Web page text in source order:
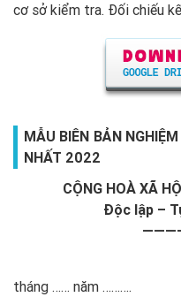
cơ sở kiểm tra. Đối chiếu
MẪU BIÊN BẢN
NHẤT 2022
CỘNG HOÀ XÃ
Độc lập –
Hà
tháng …… năm ……….